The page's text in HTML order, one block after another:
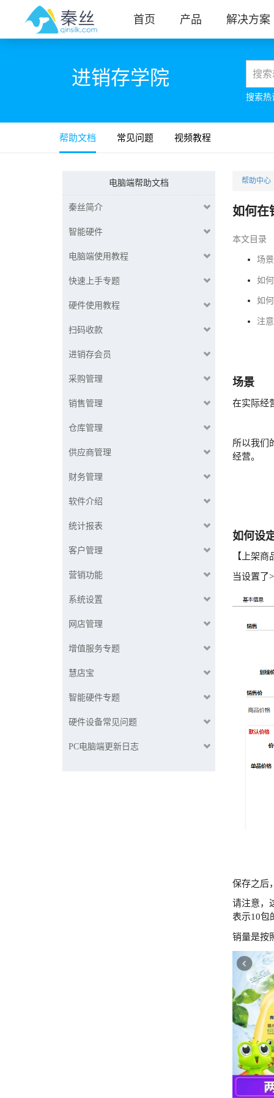
首页 产品 解决方案
进销存学院
搜索热
帮助文档 常见问题 视频教程
电脑端帮助文档
秦丝简介
智能硬件
电脑端使用教程
快速上手专题
硬件使用教程
扫码收款
进销存会员
采购管理
销售管理
仓库管理
供应商管理
财务管理
软件介绍
统计报表
客户管理
营销功能
系统设置
网店管理
增值服务专题
慧店宝
智能硬件专题
硬件设备常见问题
PC电脑端更新日志
帮助中心
如何在
本文目录
场景
如
如
注
场景
在实际经
所以我们
经营。
如何设
【上架
当设置了
保存之后
请注意，
表示10包
销量是按